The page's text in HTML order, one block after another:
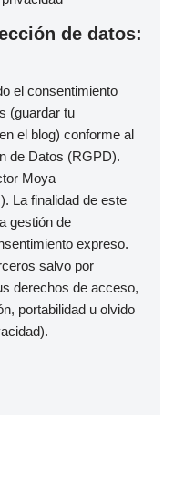
de datos:
el consentimiento
(guardar tu
el blog) conforme al
de Datos (RGPD).
Moya
La finalidad de este
gestión de
expreso.
salvo por
derechos de acceso,
portabilidad u olvido
).